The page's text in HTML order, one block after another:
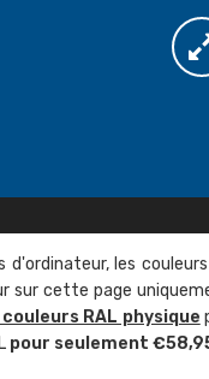
d'ordinateur, les
sur cette page
RAL physique
pour seulement